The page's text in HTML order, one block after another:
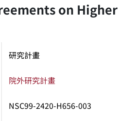
on Higher
研究計畫
院外研究計畫
NSC99-2420-H656-003